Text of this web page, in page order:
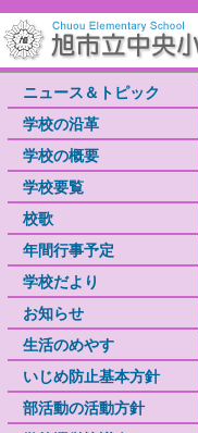
ニュース＆トピック
学校の沿革
学校の概要
学校要覧
校歌
年間行事予定
学校だより
お知らせ
生活のめやす
いじめ防止基本方針
部活動の活動方針